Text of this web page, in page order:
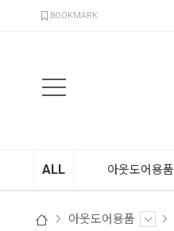
BOOKMARK
ALL 아웃도어용품
아웃도어용품